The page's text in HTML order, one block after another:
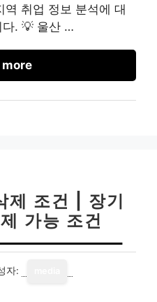
취업 정보 분석에 대
다. 💡 울산 …
more
제 조건 | 장기
가능 조건
자: